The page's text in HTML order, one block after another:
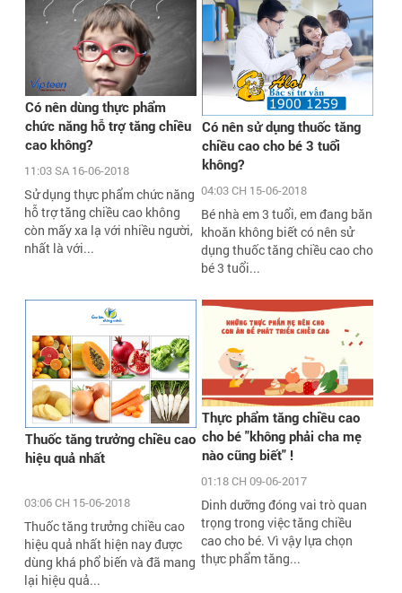
Có nên dùng thực phẩm
chức năng hỗ trợ tăng chiều
cao không?
11:03 SA 16-06-2018
Sử dụng thực phẩm chức năng
hỗ trợ tăng chiều cao không
còn mấy xa lạ với nhiều người,
nhất là với...
Có nên sử dụng thuốc tăng
chiều cao cho bé 3 tuổi
không?
04:03 CH 15-06-2018
Bé nhà em 3 tuổi, em đang băn
khoăn không biết có nên sử
dụng thuốc tăng chiều cao cho
bé 3 tuổi...
Thuốc tăng trưởng chiều cao
hiệu quả nhất
03:06 CH 15-06-2018
Thuốc tăng trưởng chiều cao
hiệu quả nhất hiện nay được
dùng khá phổ biến và đã mang
lại hiệu quả...
Thực phẩm tăng chiều cao
cho bé "không phải cha mẹ
nào cũng biết" !
01:18 CH 09-06-2017
Dinh dưỡng đóng vai trò quan
trọng trong việc tăng chiều
cao cho bé. Vì vậy lựa chọn
thực phẩm tăng...